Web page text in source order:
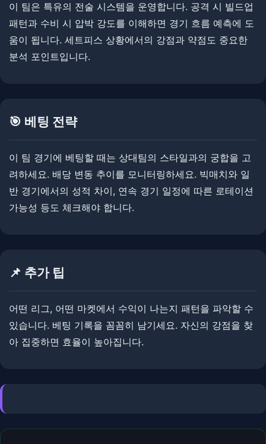
이 팀은 특유의 전술 시스템을 운영합니다. ​공격 시 빌드업
패턴과 수비 시 압박 강도를 이해하면 경기 흐름 예측에 도
움이 됩니다. ​세트피스 상황에서의 강점과 약점도 중요한
분석 포인트입니다.
🎯 베팅 전략
이 팀 경기에 베팅할 때는 상대팀의 스타일과의 궁합을 고
려하세요. 배당 변동 추이를 모니터링하세요. 빅매치와 일
반 경기에서의 성적 차이, 연속 경기 일정에 따른 로테이션
가능성 등도 체크해야 합니다.
📌 추가 팁
어떤 리그, 어떤 마켓에서 수익이 나는지 패턴을 파악할 수
있습니다. 베팅 기록을 꼼꼼히 남기세요. ​​자신의 강점을 찾
아 집중하면 효율이 높아집니다.